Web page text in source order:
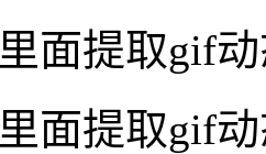
面提取gif
面提取gif